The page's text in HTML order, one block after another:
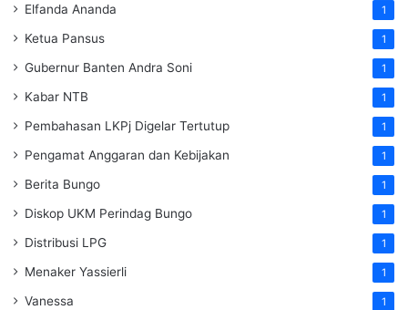
Elfanda Ananda 1
Ketua Pansus 1
Gubernur Banten Andra Soni 1
Kabar NTB 1
Pembahasan LKPj Digelar Tertutup 1
Pengamat Anggaran dan Kebijakan 1
Berita Bungo 1
Diskop UKM Perindag Bungo 1
Distribusi LPG 1
Menaker Yassierli 1
Vanessa 1